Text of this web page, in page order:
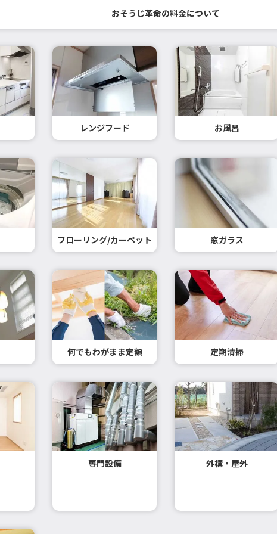
おそうじ革命の料金について
レンジフード お風呂
フローリング/カーペット 窓ガラス
何でもわがまま定額 定期清掃
専門設備 外構・屋外